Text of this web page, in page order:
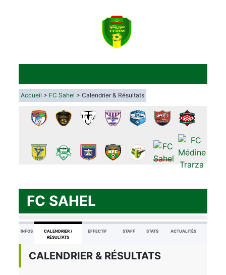
Accueil > FC Sahel > Calendrier & Résultats
FC SAHEL
INFOS
CALENDRIER /
RÉSULTATS
EFFECTIF STAFF STATS ACTUALITÉS
CALENDRIER & RÉSULTATS